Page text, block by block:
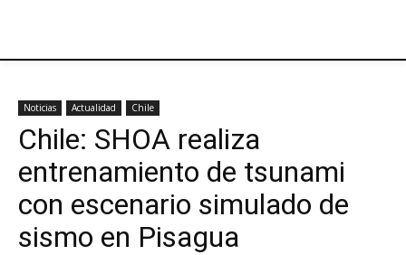
Noticias Actualidad Chile
Chile: SHOA realiza
entrenamiento de tsunami
con escenario simulado de
sismo en Pisagua